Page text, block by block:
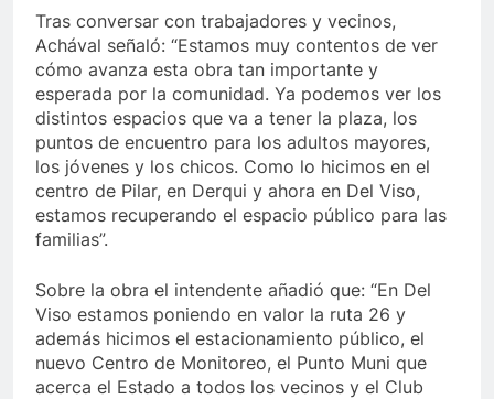
Tras conversar con trabajadores y vecinos,
Achával señaló: “Estamos muy contentos de ver
cómo avanza esta obra tan importante y
esperada por la comunidad. Ya podemos ver los
distintos espacios que va a tener la plaza, los
puntos de encuentro para los adultos mayores,
los jóvenes y los chicos. Como lo hicimos en el
centro de Pilar, en Derqui y ahora en Del Viso,
estamos recuperando el espacio público para las
familias”.
Sobre la obra el intendente añadió que: “En Del
Viso estamos poniendo en valor la ruta 26 y
además hicimos el estacionamiento público, el
nuevo Centro de Monitoreo, el Punto Muni que
acerca el Estado a todos los vecinos y el Club